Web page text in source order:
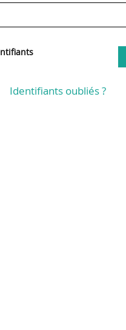
Identifiants oubliés ?